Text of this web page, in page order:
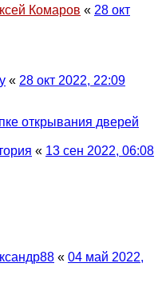
Комаров « 28 окт
« 28 окт 2022, 22:09
открывания дверей
« 13 сен 2022, 06:08
« 04 май 2022,